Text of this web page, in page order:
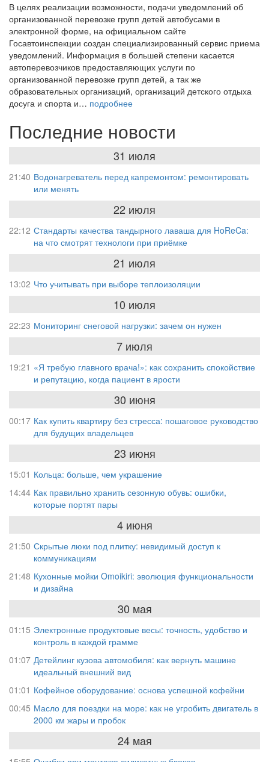
В целях реализации возможности, подачи уведомлений об
организованной перевозке групп детей автобусами в
электронной форме, на официальном сайте
Госавтоинспекции создан специализированный сервис приема
уведомлений. Информация в большей степени касается
автоперевозчиков предоставляющих услуги по
организованной перевозке групп детей, а так же
образовательных организаций, организаций детского отдыха
досуга и спорта и… подробнее
Последние новости
31 июля
21:40 Водонагреватель перед капремонтом: ремонтировать
или менять
22 июля
22:12 Стандарты качества тандырного лаваша для HoReCa:
на что смотрят технологи при приёмке
21 июля
13:02 Что учитывать при выборе теплоизоляции
10 июля
22:23 Мониторинг снеговой нагрузки: зачем он нужен
7 июля
19:21 «Я требую главного врача!»: как сохранить спокойствие
и репутацию, когда пациент в ярости
30 июня
00:17 Как купить квартиру без стресса: пошаговое руководство
для будущих владельцев
23 июня
15:01 Кольца: больше, чем украшение
14:44 Как правильно хранить сезонную обувь: ошибки,
которые портят пары
4 июня
21:50 Скрытые люки под плитку: невидимый доступ к
коммуникациям
21:48 Кухонные мойки Omoikiri: эволюция функциональности
и дизайна
30 мая
01:15 Электронные продуктовые весы: точность, удобство и
контроль в каждой грамме
01:07 Детейлинг кузова автомобиля: как вернуть машине
идеальный внешний вид
01:01 Кофейное оборудование: основа успешной кофейни
00:45 Масло для поездки на море: как не угробить двигатель в
2000 км жары и пробок
24 мая